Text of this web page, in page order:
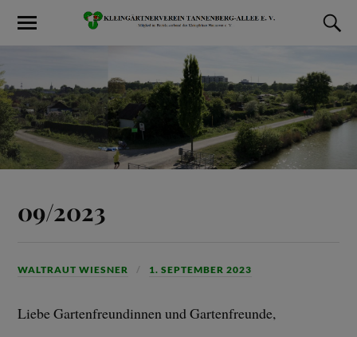
09/2023
WALTRAUT WIESNER 1. SEPTEMBER 2023
Liebe Gartenfreundinnen und Gartenfreunde,